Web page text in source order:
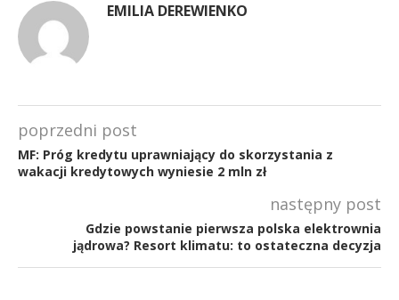
EMILIA DEREWIENKO
poprzedni post
MF: Próg kredytu uprawniający do skorzystania z
wakacji kredytowych wyniesie 2 mln zł
następny post
Gdzie powstanie pierwsza polska elektrownia
jądrowa? Resort klimatu: to ostateczna decyzja